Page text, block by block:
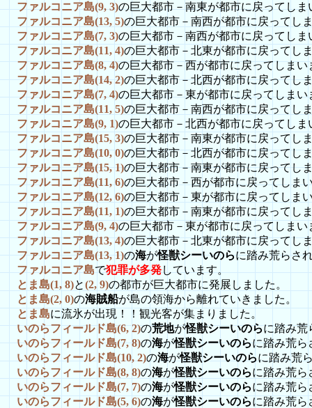
ファルコニア島(9, 3)の巨大都市－南東が都市に戻ってしま
ファルコニア島(13, 5)の巨大都市－南西が都市に戻ってし
ファルコニア島(7, 3)の巨大都市－南西が都市に戻ってしま
ファルコニア島(11, 4)の巨大都市－北東が都市に戻ってし
ファルコニア島(8, 4)の巨大都市－西が都市に戻ってしまい
ファルコニア島(14, 2)の巨大都市－北西が都市に戻ってし
ファルコニア島(7, 4)の巨大都市－東が都市に戻ってしまい
ファルコニア島(11, 5)の巨大都市－南西が都市に戻ってし
ファルコニア島(9, 1)の巨大都市－北西が都市に戻ってしま
ファルコニア島(15, 3)の巨大都市－南東が都市に戻ってし
ファルコニア島(10, 0)の巨大都市－北西が都市に戻ってし
ファルコニア島(15, 1)の巨大都市－南東が都市に戻ってし
ファルコニア島(11, 6)の巨大都市－西が都市に戻ってしま
ファルコニア島(12, 6)の巨大都市－東が都市に戻ってしま
ファルコニア島(11, 1)の巨大都市－南東が都市に戻ってし
ファルコニア島(9, 4)の巨大都市－東が都市に戻ってしまい
ファルコニア島(13, 4)の巨大都市－北東が都市に戻ってし
ファルコニア島(13, 1)の海が怪獣シーいのらに踏み荒らさ
ファルコニア島で犯罪が多発しています。
とま島(1, 8)と(2, 9)の都市が巨大都市に発展しました。
とま島(2, 0)の海賊船が島の領海から離れていきました。
とま島に流氷が出現！！観光客が集まりました。
いのらフィールド島(6, 2)の荒地が怪獣シーいのらに踏み荒
いのらフィールド島(7, 8)の海が怪獣シーいのらに踏み荒ら
いのらフィールド島(10, 2)の海が怪獣シーいのらに踏み荒
いのらフィールド島(8, 8)の海が怪獣シーいのらに踏み荒ら
いのらフィールド島(7, 7)の海が怪獣シーいのらに踏み荒ら
いのらフィールド島(5, 6)の海が怪獣シーいのらに踏み荒ら